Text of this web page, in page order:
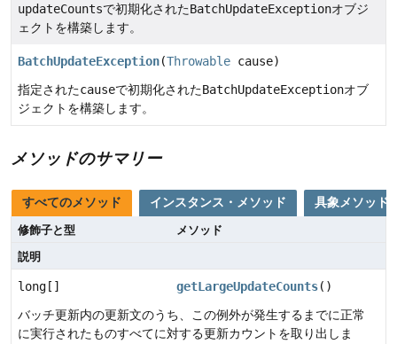
updateCountsで初期化されたBatchUpdateExceptionオブジ
ェクトを構築します。
BatchUpdateException(Throwable cause)
指定されたcauseで初期化されたBatchUpdateExceptionオブ
ジェクトを構築します。
メソッドのサマリー
すべてのメソッド インスタンス・メソッド 具象メソッド
修飾子と型
メソッド
説明
long[] getLargeUpdateCounts()
バッチ更新内の更新文のうち、この例外が発生するまでに正常
に実行されたものすべてに対する更新カウントを取り出しま